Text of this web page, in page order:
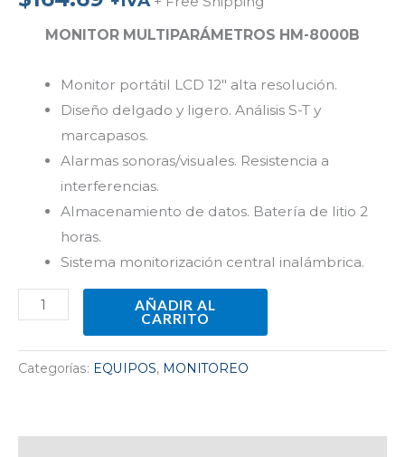
MONITOR MULTIPARÁMETROS HM-8000B
Monitor portátil LCD 12″ alta resolución.
Diseño delgado y ligero. Análisis S-T y
marcapasos.
Alarmas sonoras/visuales. Resistencia a
interferencias.
Almacenamiento de datos. Batería de litio 2
horas.
Sistema monitorización central inalámbrica.
AÑADIR AL
CARRITO
Categorías: EQUIPOS, MONITOREO